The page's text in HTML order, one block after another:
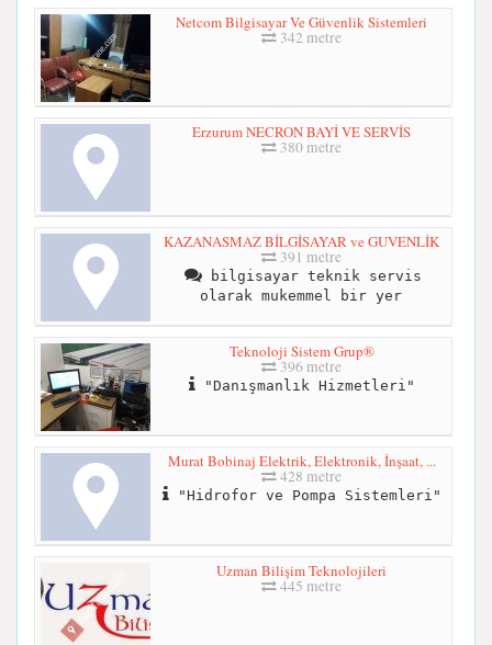
Netcom Bilgisayar Ve Güvenlik Sistemleri
342 metre
Erzurum NECRON BAYİ VE SERVİS
380 metre
KAZANASMAZ BİLGİSAYAR ve GUVENLİK
391 metre
bilgisayar teknik servis
olarak mukemmel bir yer
Teknoloji Sistem Grup®
396 metre
"Danışmanlık Hizmetleri"
Murat Bobinaj Elektrik, Elektronik, İnşaat, ...
428 metre
"Hidrofor ve Pompa Sistemleri"
Uzman Bilişim Teknolojileri
445 metre